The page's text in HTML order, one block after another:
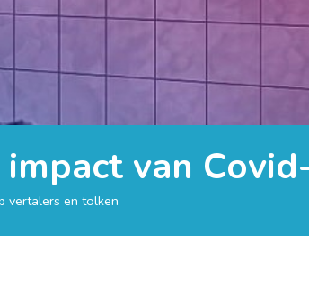
impact van
vertalers en tolken